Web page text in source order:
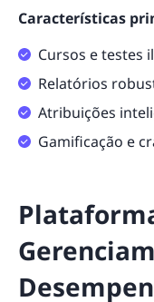
Características
Cursos e testes
Relatórios
Atribuições
Gamificação e